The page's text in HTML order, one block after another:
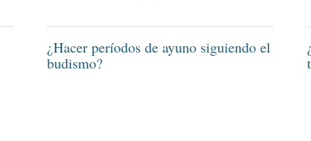
¿Hacer períodos de ayuno siguiendo el
budismo?